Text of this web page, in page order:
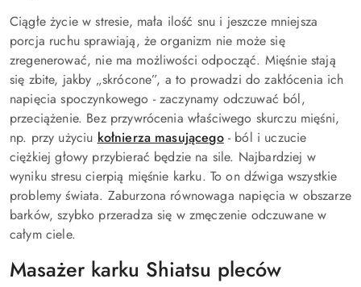
Ciągłe życie w stresie, mała ilość snu i jeszcze mniejsza
porcja ruchu sprawiają, że organizm nie może się
zregenerować, nie ma możliwości odpocząć. Mięśnie stają
się zbite, jakby „skrócone”, a to prowadzi do zakłócenia ich
napięcia spoczynkowego - zaczynamy odczuwać ból,
przeciążenie. Bez przywrócenia właściwego skurczu mięśni,
np. przy użyciu kołnierza masującego- ból i uczucie
ciężkiej głowy przybierać będzie na sile. Najbardziej w
wyniku stresu cierpią mięśnie karku. To on dźwiga wszystkie
problemy świata. Zaburzona równowaga napięcia w obszarze
barków, szybko przeradza się w zmęczenie odczuwane w
całym ciele.
Masażer karku Shiatsu pleców